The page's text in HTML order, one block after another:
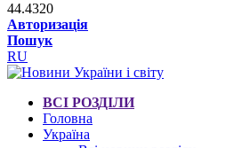
44.4320
Авторизація
Пошук
RU
ВСІ РОЗДІЛИ
Головна
Україна